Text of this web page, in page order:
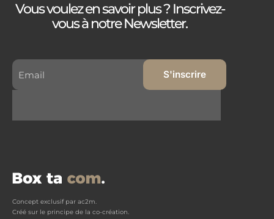
Vous voulez en savoir plus ? Inscrivez-
vous à notre Newsletter.
Concept exclusif par ac2m.
Créé sur le principe de la co-création.